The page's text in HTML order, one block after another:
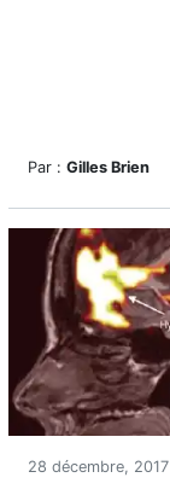
Par : Gilles Brien
28 décembre, 2017